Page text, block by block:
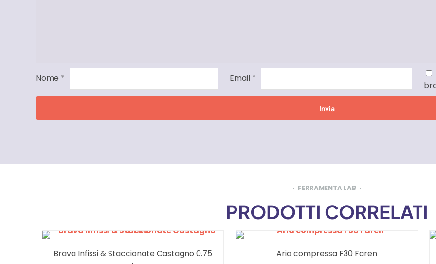
Nome * Email *
FERRAMENTA LAB
PRODOTTI CORRELATI
Brava Infissi & Staccionate Castagno 0.75
Aria compressa F30 Faren